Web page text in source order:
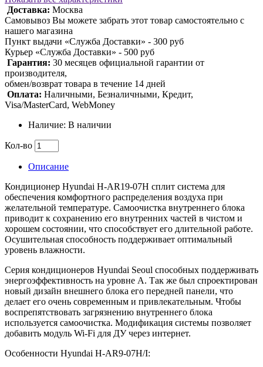
Доставка: Москва
Самовывоз Вы можете забрать этот товар самостоятельно с
нашего магазина
Пункт выдачи «Служба Доставки» - 300 руб
Курьер «Служба Доставки» - 500 руб
Гарантия: 30 месяцев официальной гарантии от
производителя,
обмен/возврат товара в течение 14 дней
Оплата: Наличными, Безналичными, Кредит,
Visa/MasterCard, WebMoney
Наличие: В наличии
Кол-во
Описание
Кондиционер Hyundai H-AR19-07H сплит система для
обеспечения комфортного распределения воздуха при
желательной температуре. Самоочистка внутреннего блока
приводит к сохранению его внутренних частей в чистом и
хорошем состоянии, что способствует его длительной работе.
Осушительная способность поддерживает оптимальный
уровень влажности.
Серия кондиционеров Hyundai Seoul способных поддерживать
энергоэффективность на уровне А. Так же был спроектирован
новый дизайн внешнего блока его передней панели, что
делает его очень современным и привлекательным. Чтобы
воспрепятствовать загрязнению внутреннего блока
используется самоочистка. Модификация системы позволяет
добавить модуль Wi-Fi для ДУ через интернет.
Особенности Hyundai H-AR9-07H/I: